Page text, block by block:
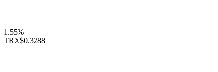
1.55%
TRX$0.3288